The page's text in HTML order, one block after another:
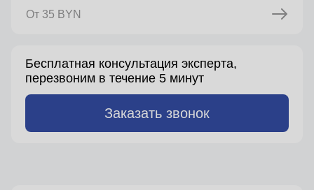
От 35 BYN
Бесплатная консультация эксперта,
перезвоним в течение 5 минут
Заказать звонок